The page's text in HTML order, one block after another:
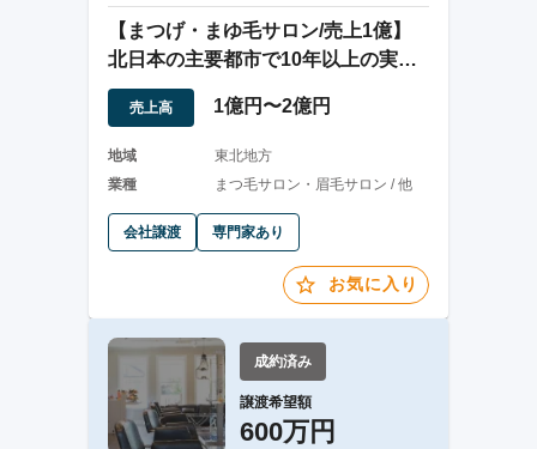
【まつげ・まゆ毛サロン/売上1億】
北日本の主要都市で10年以上の実績
有/複数店舗
売上高 1億円〜2億円
地域
東北地方
業種
まつ毛サロン・眉毛サロン / 他
会社譲渡 専門家あり
お気に入り
成約済み
譲渡希望額
600万円